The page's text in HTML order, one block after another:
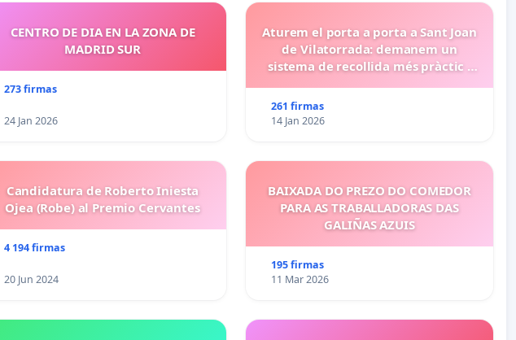
CENTRO DE DIA EN LA ZONA DE
MADRID SUR
273 firmas
24 Jan 2026
Aturem el porta a porta a Sant Joan
de Vilatorrada: demanem un
sistema de recollida més pràctic i
261 firmas
14 Jan 2026
Candidatura de Roberto Iniesta
Ojea (Robe) al Premio Cervantes
4 194 firmas
20 Jun 2024
BAIXADA DO PREZO DO COMEDOR
PARA AS TRABALLADORAS DAS
GALIÑAS AZUIS
195 firmas
11 Mar 2026